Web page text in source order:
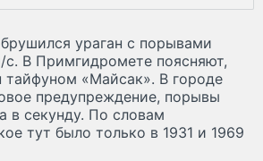
ураган с порывами
В Примгидромете поясняют,
тайфуном «Майсак». В городе
предупреждение, порывы
в секунду. По словам
тут было только в 1931 и 1969